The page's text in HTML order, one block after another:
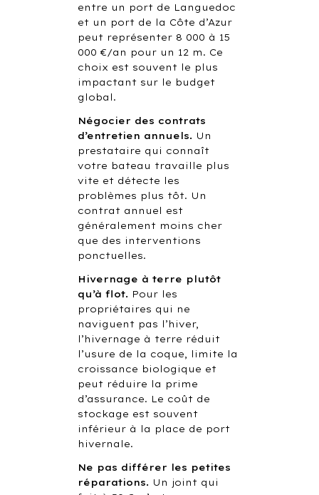
entre un port de Languedoc
et un port de la Côte d’Azur
peut représenter 8 000 à 15
000 €/an pour un 12 m. Ce
choix est souvent le plus
impactant sur le budget
global.
Négocier des contrats
d’entretien annuels. Un
prestataire qui connaît
votre bateau travaille plus
vite et détecte les
problèmes plus tôt. Un
contrat annuel est
généralement moins cher
que des interventions
ponctuelles.
Hivernage à terre plutôt
qu’à flot. Pour les
propriétaires qui ne
naviguent pas l’hiver,
l’hivernage à terre réduit
l’usure de la coque, limite la
croissance biologique et
peut réduire la prime
d’assurance. Le coût de
stockage est souvent
inférieur à la place de port
hivernale.
Ne pas différer les petites
réparations. Un joint qui